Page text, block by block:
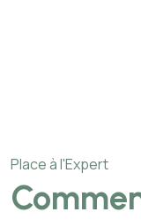
Place à l'Expert